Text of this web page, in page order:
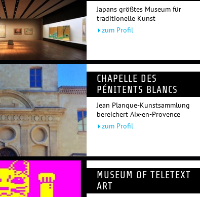
Japans größtes Museum für
traditionelle Kunst
zum Profil
CHAPELLE DES
PÉNITENTS BLANCS
Jean Planque-Kunstsammlung
bereichert Aix-en-Provence
zum Profil
MUSEUM OF TELETEXT
ART